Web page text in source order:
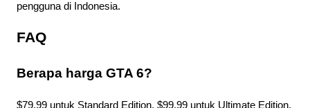
pengguna di Indonesia.
FAQ
Berapa harga GTA 6?
$79,99 untuk Standard Edition, $99,99 untuk Ultimate Edition.